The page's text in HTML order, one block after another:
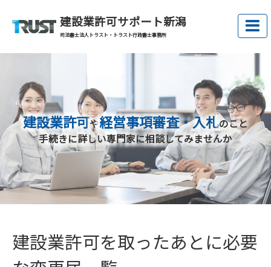
建設業許可サポート新潟
司法書士法人トラスト・トラスト行政書士事務所
建設業許可や経営事項審査・入札のこと
手続きに詳しい専門家に相談してみませんか
建設業許可を取ったあとに必要